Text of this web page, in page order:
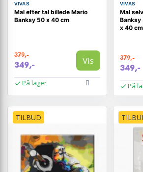
VIVAS
Mal efter tal billede Mario
Banksy 50 x 40 cm
379,-
349,- Vis
På lager
VIVAS
Mal
x 40 cm
379,-
349,-
På
TILBUD